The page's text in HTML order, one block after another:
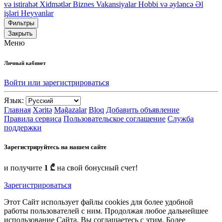
və istirahət Xidmətlər Biznes Vakansiyalar Hobbi və əyləncə Əl
işləri Heyvanlar
Фильтры
Закрыть
Меню
Личный кабинет
Войти или зарегистрироваться
Язык:
Главная Xəritə Mağazalar Bloq Добавить объявление
Правила сервиса Пользовательское соглашение Служба
поддержки
Зарегистрируйтесь на нашем сайте
и получите 1 ₾ на свой бонусный счет!
Зарегистрироваться
Этот Сайт использует файлы cookies для более удобной
работы пользователей с ним. Продолжая любое дальнейшее
использование Сайта, Вы соглашаетесь с этим. Более